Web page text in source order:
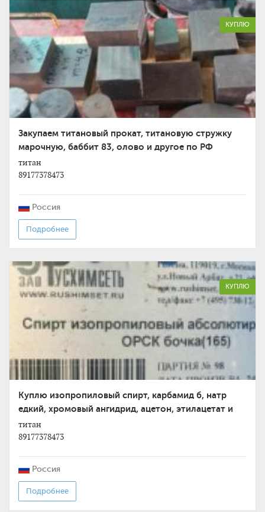
КУПЛЮ
Закупаем титановый прокат, титановую стружку
марочную, баббит 83, олово и другое по РФ
титан
89177378473
Россия
Подробнее
КУПЛЮ
Куплю изопропиловый спирт, карбамид б, натр
едкий, хромовый ангидрид, ацетон, этилацетат и
другое не
титан
89177378473
Россия
Подробнее